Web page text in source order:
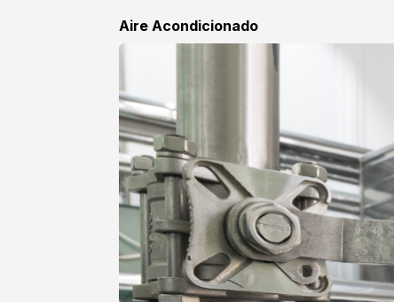
Aire Acondicionado